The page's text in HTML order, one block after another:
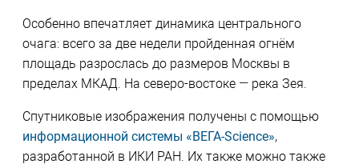
Особенно впечатляет динамика центрального
очага: всего за две недели пройденная огнём
площадь разрослась до размеров Москвы в
пределах МКАД. На северо-востоке — река Зея.
Спутниковые изображения получены с помощью
информационной системы «ВЕГА-Science»,
разработанной в ИКИ РАН. Их также можно также